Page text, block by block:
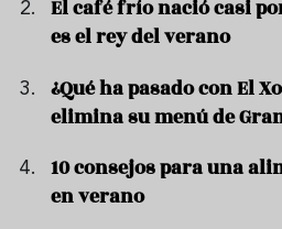
El café frío nació casi
es el rey del verano
¿Qué ha pasado con El
elimina su menú de
10 consejos para una
en verano